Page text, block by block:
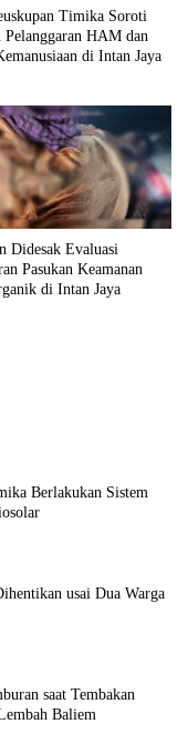
Timika Soroti
Pelanggaran HAM dan
di Intan Jaya
Didesak Evaluasi
Pasukan Keamanan
di Intan Jaya
Berlakukan Sistem
usai Dua Warga
saat Tembakan
Baliem